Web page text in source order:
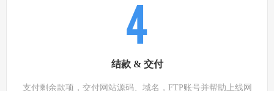
4
结款 & 交付
支付剩余款项，交付网站源码、域名，FTP账号并帮助上线网